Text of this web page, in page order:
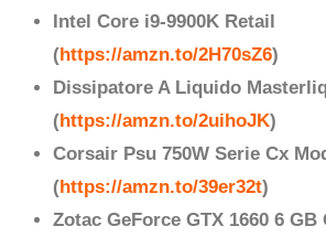
Intel Core i9-9900K Retail
(https://amzn.to/2H70sZ6)
Dissipatore A Liquido
(https://amzn.to/2uihoJK)
Corsair Psu 750W Serie Cx
(https://amzn.to/39er32t)
Zotac GeForce GTX 1660 6 GB